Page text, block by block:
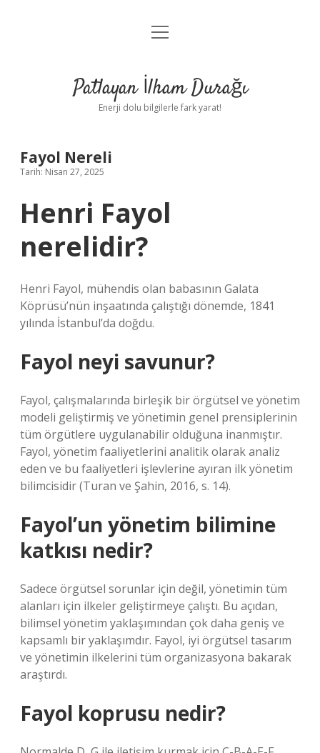
Anasayfa
Yasal Uyarı
menüyü
Patlayan İlham Durağı
Enerji dolu bilgilerle fark yarat!
Fayol Nereli
Tarih: Nisan 27, 2025
Henri Fayol
nerelidir?
Henri Fayol, mühendis olan babasının Galata
Köprüsü’nün inşaatında çalıştığı dönemde, 1841
yılında İstanbul’da doğdu.
Fayol neyi savunur?
Fayol, çalışmalarında birleşik bir örgütsel ve yönetim
modeli geliştirmiş ve yönetimin genel prensiplerinin
tüm örgütlere uygulanabilir olduğuna inanmıştır.
Fayol, yönetim faaliyetlerini analitik olarak analiz
eden ve bu faaliyetleri işlevlerine ayıran ilk yönetim
bilimcisidir (Turan ve Şahin, 2016, s. 14).
Fayol’un yönetim bilimine
katkısı nedir?
Sadece örgütsel sorunlar için değil, yönetimin tüm
alanları için ilkeler geliştirmeye çalıştı. Bu açıdan,
bilimsel yönetim yaklaşımından çok daha geniş ve
kapsamlı bir yaklaşımdır. Fayol, iyi örgütsel tasarım
ve yönetimin ilkelerini tüm organizasyona bakarak
araştırdı.
Fayol koprusu nedir?